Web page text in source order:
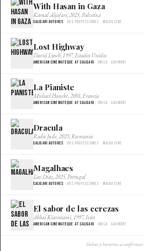
With Hasan in Gaza
Kamal Aljafari, 2025, Palestina
Caligari Autores · Dos proyecciones · Malba Cine
Lost Highway
David Lynch, 1997, Estados Unidos
American Cinemateque at Caligari · Única · Gaumont
La Pianiste
Michael Haneke, 2001, Francia
American Cinemateque at Caligari · Única · Gaumont
Dracula
Radu Jude, 2025, Rumania
Caligari Autores · Dos proyecciones · Malba Cine
Magalhaes
Lav Diaz, 2025, Portugal
Caligari Autores · Dos proyecciones · Malba Cine
El sabor de las cerezas
Abbas Kiarostami, 1997, Irán
American Cinemateque at Caligari · Única · Gaumont
Fechas y horarios a confirmar